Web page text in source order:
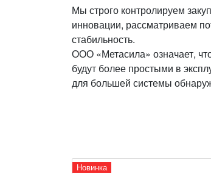
Мы строго контролируем
инновации, рассматриваем
стабильность.
ООО «Метасила» означает,
будут более простыми в
для большей системы
Новинка